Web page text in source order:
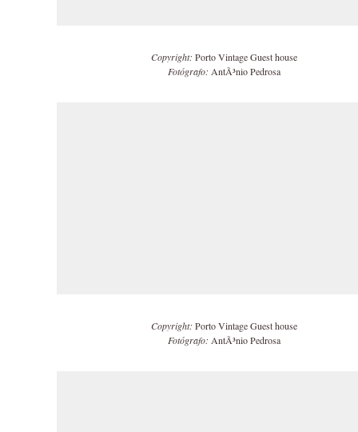
Copyright: Porto Vintage Guest house
Fotógrafo: AntÃ³nio Pedrosa
Copyright: Porto Vintage Guest house
Fotógrafo: AntÃ³nio Pedrosa